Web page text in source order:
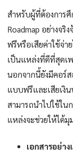
สำหรับผู้ที่ต้องการ
Roadmap อย่างจริ
ฟรีหรือเสียค่าใช้จ่า
เป็นแหล่งที่ดีที่สุดเ
นอกจากนี้ยังมีคอร์ส
แบบฟรีและเสียเงิ
สามารถนำไปใช้ใน
แหล่งจะช่วยให้ได้
เอกสารอย่า